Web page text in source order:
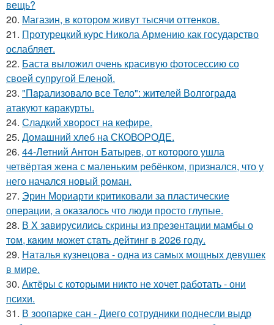
вещь?
20. Магазин, в котором живут тысячи оттенков.
21. Протурецкий курс Никола Армению как государство
ослабляет.
22. Баста выложил очень красивую фотосессию со
своей супругой Еленой.
23. "Пapализовало все Тело": жителей Волгограда
атакуют каракурты.
24. Сладкий хворост на кефире.
25. Домашний хлеб на СКОВОРОДЕ.
26. 44-Летний Антон Батырев, от которого ушла
четвёртая жена с маленьким ребёнком, признался, что у
него начался новый роман.
27. Эрин Мориарти критиковали за пластические
операции, а оказалось что люди просто глупые.
28. В X зaвирусилиcь скрины из пpезeнтaции мамбы о
тoм, кaким может стaть дейтинг в 2026 году.
29. Наталья кузнецова - одна из самых мощных девушек
в мире.
30. Актёры с которыми никто не хочет работать - они
психи.
31. В зоопарке сан - Диего сотрудники поднесли выдр